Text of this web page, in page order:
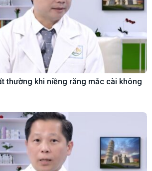
thường khi niềng răng mắc cài không